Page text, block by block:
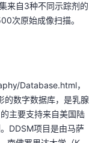
来自3种不同示踪剂的
次原始成像扫描。
Database.html，
的数字数据库，是乳腺
主要支持来自美国陆
DDSM项目是由马萨